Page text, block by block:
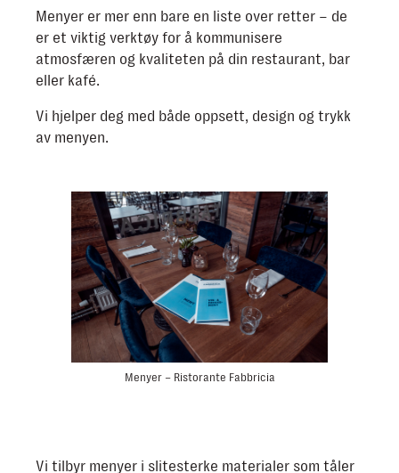
Menyer er mer enn bare en liste over retter – de
er et viktig verktøy for å kommunisere
atmosfæren og kvaliteten på din restaurant, bar
eller kafé.
Vi hjelper deg med både oppsett, design og trykk
av menyen.
Menyer – Ristorante Fabbricia
Vi tilbyr menyer i slitesterke materialer som tåler